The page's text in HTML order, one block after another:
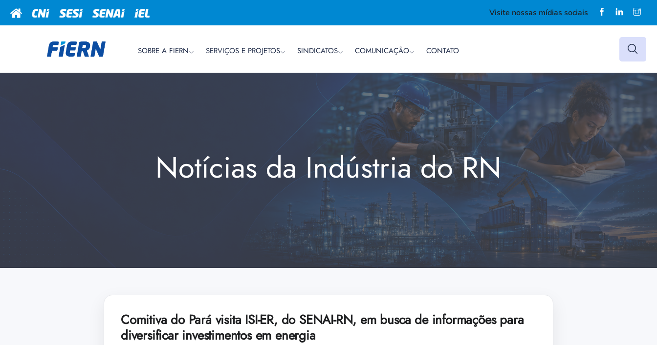
Visite nossas mídias sociais
SOBRE A FIERN SERVIÇOS E PROJETOS SINDICATOS COMUNICAÇÃO CONTATO
Notícias da Indústria do RN
Comitiva do Pará visita ISI-ER, do SENAI-RN, em busca de informações para
diversificar investimentos em energia